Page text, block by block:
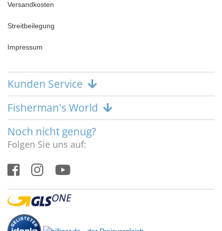
Versandkosten
Streitbeilegung
Impressum
Kunden Service
Fisherman's World
Noch nicht genug?
Folgen Sie uns auf: